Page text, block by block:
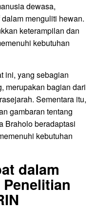
dewasa,
menguliti hewan.
keterampilan dan
kebutuhan
ini, yang sebagian
merupakan bagian dari
Sementara itu,
gambaran tentang
Braholo beradaptasi
kebutuhan
dalam